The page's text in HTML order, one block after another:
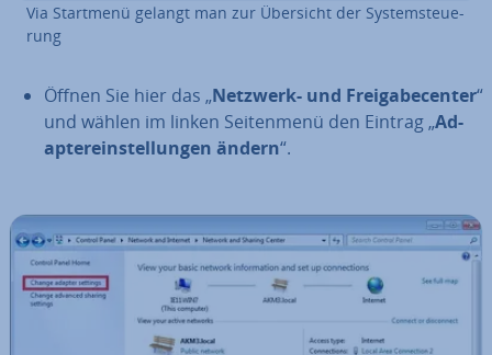
Via Startmenü gelangt man zur Übersicht der Sys­tem­steue­
rung
Öffnen Sie hier das „Netzwerk- und Frei­ga­be­cen­ter“
und wählen im linken Sei­ten­me­nü den Eintrag „Ad­
ap­t­er­ein­stel­lun­gen ändern“.